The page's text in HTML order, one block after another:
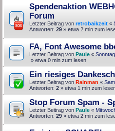
Spendenaktion
Forum
Letzter Beitrag von retrobaikzeit «
Antworten: 29 » etwa 2 min zum
FA, Font Awesome
Letzter Beitrag von Paule «
» etwa 0 min zum lesen
Ein riesiges
Letzter Beitrag von Rainman «
Antworten: 2 » etwa 1 min zum
Stop Forum Spam -
Letzter Beitrag von Paule «
Antworten: 29 » etwa 2 min zum